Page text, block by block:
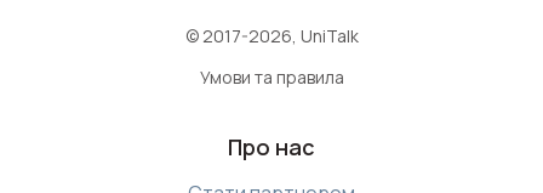
© 2017-2026, UniTalk
Умови та правила
Про нас